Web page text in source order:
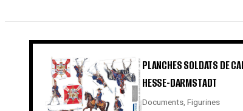
PLANCHES SOLDATS DE
HESSE-DARMSTADT
Documents Figurines